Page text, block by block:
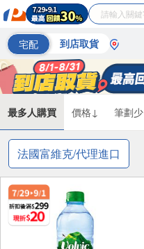
宅配 到店取貨
最多人購買 價格↓ 筆劃少
法國富維克/代理進口